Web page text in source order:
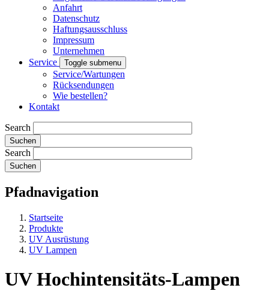
Anfahrt
Datenschutz
Haftungsausschluss
Impressum
Unternehmen
Service
Toggle submenu
Service/Wartungen
Rücksendungen
Wie bestellen?
Kontakt
Search
Search
Pfadnavigation
Startseite
Produkte
UV Ausrüstung
UV Lampen
UV Hochintensitäts-Lampen